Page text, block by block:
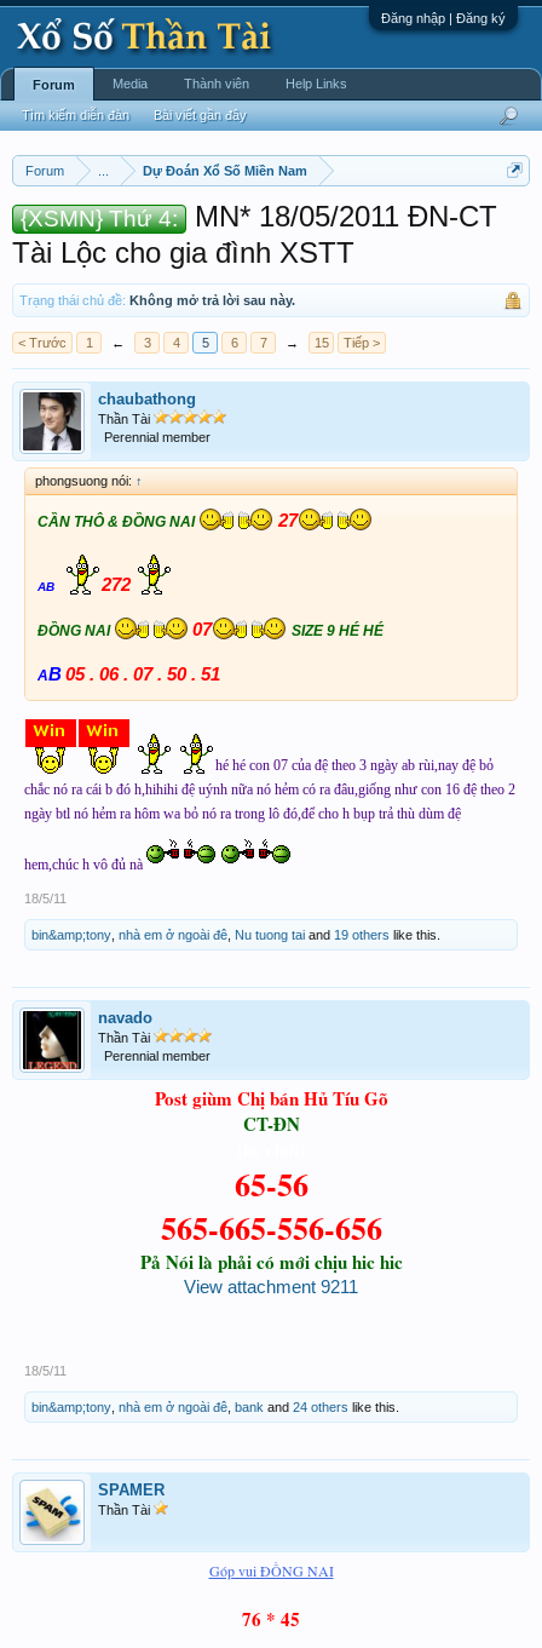
Đăng nhập | Đăng ký
Forum Dự Đoán Xổ Số Miền Nam
{XSMN} Thứ 4:
MN* 18/05/2011 ĐN-CT
Tài Lộc cho gia đình XSTT
Trạng thái chủ đề: Không mở trả lời sau này.
< Trước 1 ← 3 4 5 6 7 → 15 Tiếp >
chaubathong
Thần Tài
Perennial member
phongsuong nói: ↑
CẦN THÔ & ĐỒNG NAI 27
AB 272
ĐỒNG NAI 07 SIZE 9 HÉ HÉ
AB05 . 06 . 07 . 50 . 51
hé hé con 07 của đệ theo 3 ngày ab rùi,nay đệ bỏ
chắc nó ra cái b đó h,hihihi đệ uýnh nữa nó hẻm có ra đâu,giống như con 16 đệ theo 2
ngày btl nó hẻm ra hôm wa bỏ nó ra trong lô đó,để cho h bụp trả thù dùm đệ
hem,chúc h vô đủ nà
18/5/11
bin&amp;tony nhà em ở ngoài đê Nu tuong tai and 19 others like this.
navado
Thần Tài
Perennial member
Post giùm Chị bán Hủ Tíu Gõ
CT-ĐN
65-56
565-665-556-656
Pả Nói là phải có mới chịu hic hic
View attachment 9211
18/5/11
bin&amp;tony nhà em ở ngoài đê bank and 24 others like this.
SPAMER
Thần Tài
Góp vui ĐỒNG NAI
76 * 45
Forum
Tìm kiếm diễn đàn Bài viết gần đây
Media Thành viên Help Links